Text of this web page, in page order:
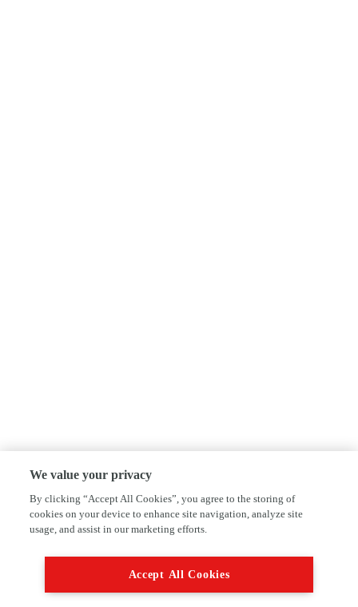
We value your privacy
By clicking “Accept All Cookies”, you agree to the storing of
cookies on your device to enhance site navigation, analyze site
usage, and assist in our marketing efforts.
Accept All Cookies